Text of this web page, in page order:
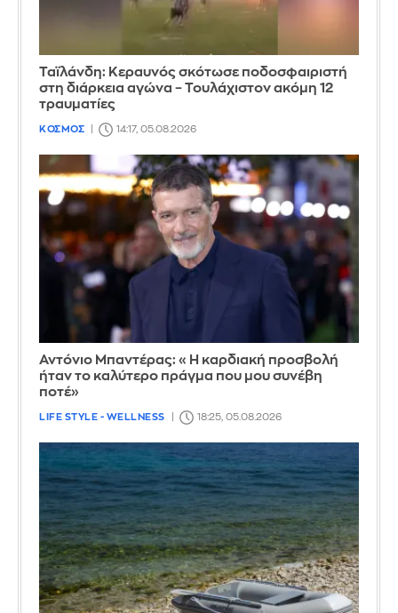
Ταϊλάνδη: Κεραυνός σκότωσε ποδοσφαιριστή
στη διάρκεια αγώνα – Τουλάχιστον ακόμη 12
τραυματίες
ΚΟΣΜΟΣ 14:17, 05.08.2026
Αντόνιο Μπαντέρας: «Η καρδιακή προσβολή
ήταν το καλύτερο πράγμα που μου συνέβη
ποτέ»
LIFE STYLE - WELLNESS 18:25, 05.08.2026